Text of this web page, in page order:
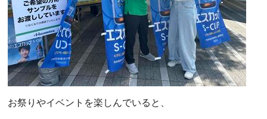
お祭りやイベントを楽しんでいると、